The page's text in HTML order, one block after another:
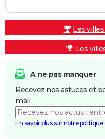
Les
Les
A ne pas manquer
Recevez nos astuces et
mail.
En savoir plus sur notre